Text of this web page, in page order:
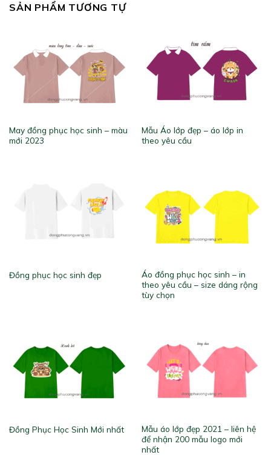
SẢN PHẨM TƯƠNG TỰ
May đồng phục học sinh – màu
mới 2023
Mẫu Áo lớp đẹp – áo lớp in
theo yêu cầu
Đồng phục học sinh đẹp
Áo đồng phục học sinh – in
theo yêu cầu – size dáng rộng
tùy chọn
Đồng Phục Học Sinh Mới nhất
Mẫu áo lớp đẹp 2021 – liên hệ
để nhận 200 mẫu logo mới
nhất